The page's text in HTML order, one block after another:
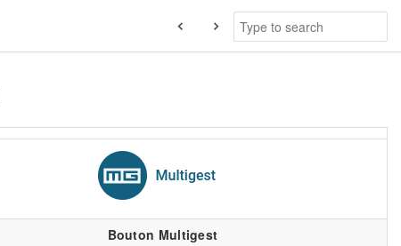
Bouton Multigest